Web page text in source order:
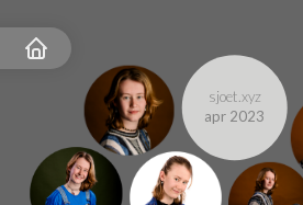
sjoet.xyz
apr 2023